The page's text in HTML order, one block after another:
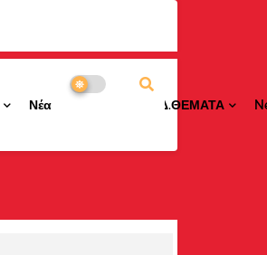
ΝέαΠΕΡΙΟΧΩΝ ΕΙΔ.ΘΕΜΑΤΑ